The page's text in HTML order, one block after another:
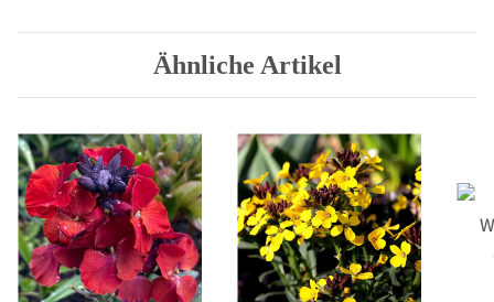
Ähnliche Artikel